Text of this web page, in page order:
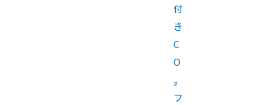
付
き
C
O
₂
フ